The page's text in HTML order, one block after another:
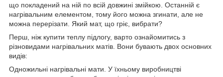
що покладений на ній по всій довжині змійкою. Останній є
нагрівальним елементом, тому його можна згинати, але не
можна перерізати. Який мат, що гріє, вибрати?
Перш, ніж купити теплу підлогу, варто ознайомитись з
різновидами нагрівальних матів. Вони бувають двох основних
видів:
Одножильні нагрівальні мати. У їхньому виробництві